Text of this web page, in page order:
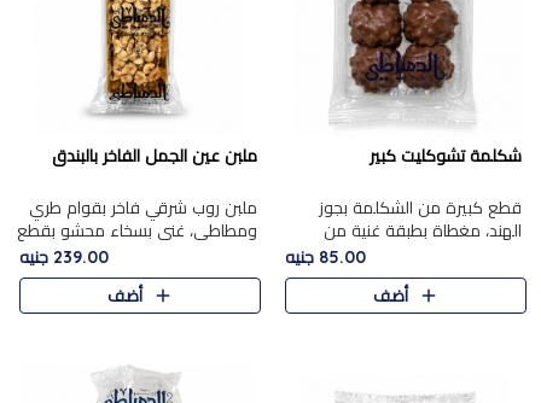
شكلمة تشوكليت كبير
قطع كبيرة من الشكلمة بجوز
الهند، مغطاة بطبقة غنية من
الشوكولاتة الفاخرة لتجمع بين
القوام الطري من الداخل مركز جوز
الهند المطاطي والمذاق الغن..
85.00 جنيه
أضف
ملبن عين الجمل الفاخر بالبندق
ملبن روب شرقي فاخر بقوام طري
ومطاطي، غني بسخاء محشو بقطع
عين الجمل والبندق المحمص التي
تضيف قرمشة مميزة مُرضية
ونكهة جوزية غنية في كل
239.00 جنيه
أضف